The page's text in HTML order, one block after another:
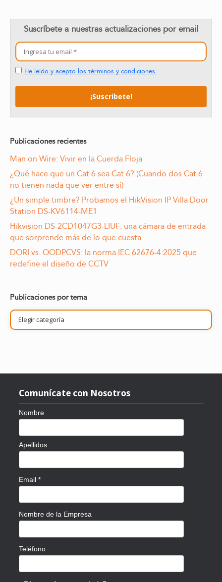
Suscríbete a nuestras actualizaciones por email
He leído y acepto los términos y condiciones.
Publicaciones recientes
Man on Wire: Vivir en la Cuerda Floja
¿Qué hace que un Cat 6 sea Cat 6? (Cuando dos Cat 6
no tienen nada que ver entre sí)
¿Un simple timbre? Probamos el HikVision IP Villa Door
Station DS-KV6114-ME1
Hikvision DS-2CD1047G3-LIUF: una cámara de entrada
que sorprende más de lo que cuesta
DORI vs. OODPCVS: la norma IEC 62676-4:2025 que
redefine el diseño de CCTV
Publicaciones por tema
Publicaciones
por
tema
Comunícate con Nosotros
Nombre
Apellidos
Email *
Nombre de la Empresa
Teléfono